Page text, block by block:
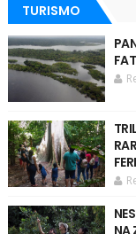
TURISMO
NA